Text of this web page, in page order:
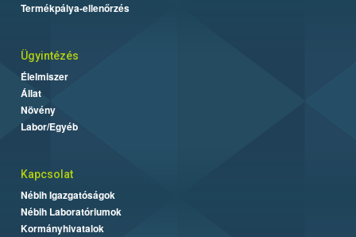
Termékpálya-ellenőrzés
Ügyintézés
Élelmiszer
Állat
Növény
Labor/Egyéb
Kapcsolat
Nébih Igazgatóságok
Nébih Laboratóriumok
Kormányhivatalok